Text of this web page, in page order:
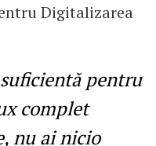
Digitalizarea
pentru
complet
nu ai nicio